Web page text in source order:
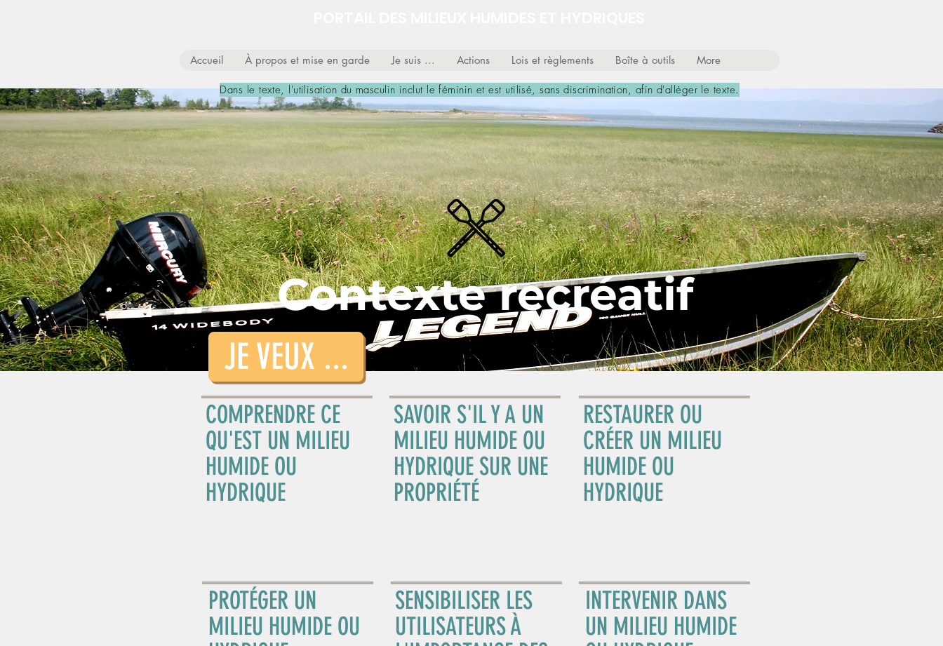
Accueil À propos et mise en garde Je suis ... Actions Lois et règlements Boîte à outils More
SAVOIR S'IL Y A UN
MILIEU HUMIDE OU
HYDRIQUE SUR UNE
PROPRIÉTÉ
RESTAURER OU
CRÉER UN MILIEU
HUMIDE OU
HYDRIQUE
SENSIBILISER LES
UTILISATEURS À
Contexte recréatif
COMPRENDRE CE
QU'EST UN MILIEU
HUMIDE OU
HYDRIQUE
PROTÉGER UN
MILIEU HUMIDE OU
INTERVENIR DANS
UN MILIEU HUMIDE
JE VEUX ...
Dans le texte, l'utilisation du masculin inclut le féminin et est utilisé, sans discrimination, afin d'alléger le texte.